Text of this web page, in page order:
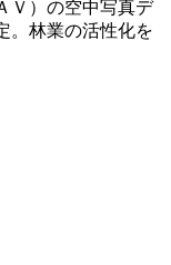
Ｖ）の空中写真デ
。林業の活性化を